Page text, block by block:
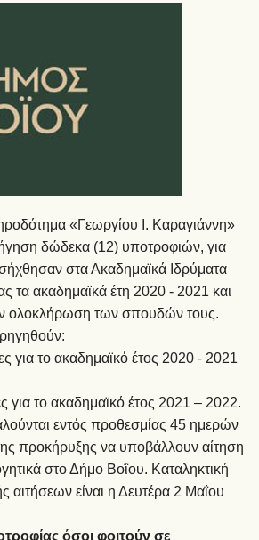
«Γεωργίου Ι. Καραγιάννη»
δώδεκα (12) υποτροφιών, για
στα Ακαδημαϊκά Ιδρύματα
τα ακαδημαϊκά έτη 2020 - 2021 και
ολοκλήρωση των σπουδών τους.
για το ακαδημαϊκό έτος 2020 - 2021
για το ακαδημαϊκό έτος 2021 – 2022.
εντός προθεσμίας 45 ημερών
προκήρυξης να υποβάλλουν αίτηση
στο Δήμο Βοΐου. Καταληκτική
αιτήσεων είναι η Δευτέρα 2 Μαΐου
όσοι φοιτούν σε